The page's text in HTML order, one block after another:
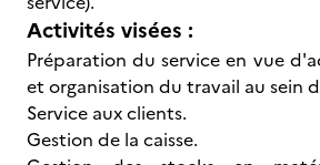
Activités visées :
Préparation du service en vue
et organisation du travail au sein
Service aux clients.
Gestion de la caisse.